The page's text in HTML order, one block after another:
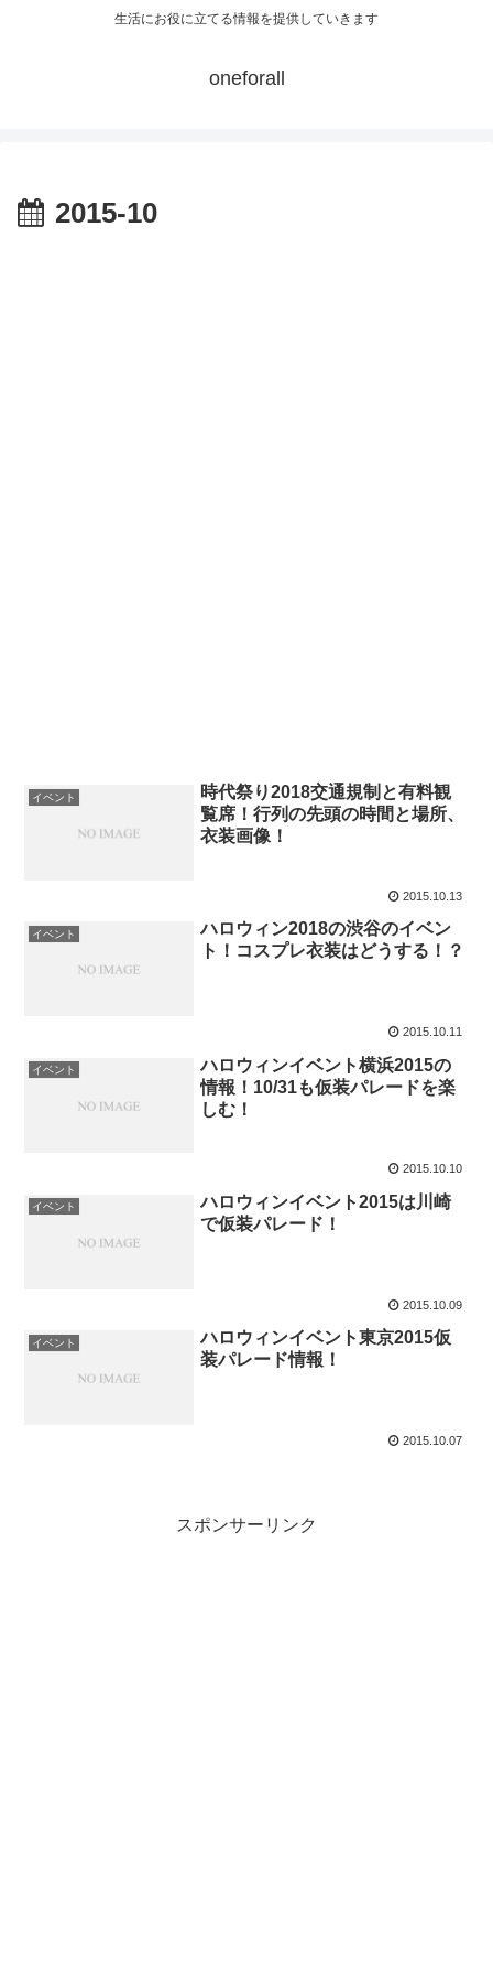
生活にお役に立てる情報を提供していきます
oneforall
2015-10
イベント
時代祭り2018交通規制と有料観
覧席！行列の先頭の時間と場所、
衣装画像！
2015.10.13
イベント
ハロウィン2018の渋谷のイベン
ト！コスプレ衣装はどうする！？
2015.10.11
イベント
ハロウィンイベント横浜2015の
情報！10/31も仮装パレードを楽
しむ！
2015.10.10
イベント
ハロウィンイベント2015は川崎
で仮装パレード！
2015.10.09
イベント
ハロウィンイベント東京2015仮
装パレード情報！
2015.10.07
スポンサーリンク